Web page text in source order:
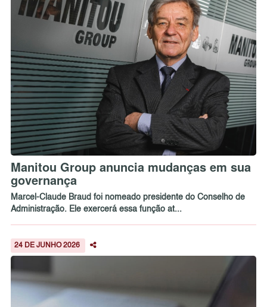
Manitou Group anuncia mudanças em sua
governança
Marcel-Claude Braud foi nomeado presidente do Conselho de
Administração. Ele exercerá essa função at...
24 DE JUNHO 2026